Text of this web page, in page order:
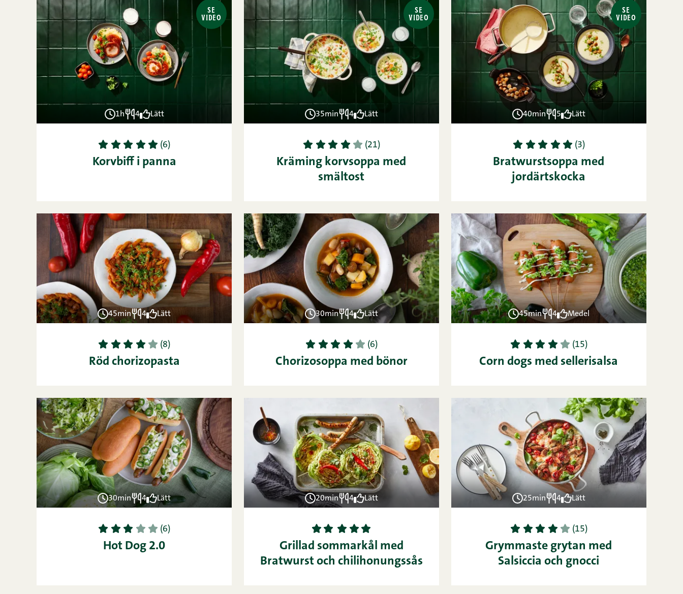
SE
VIDEO
1h 4 Lätt
1 2 3 4 5 (6)
Korvbiff i panna
SE
VIDEO
35min 4 Lätt
1 2 3 4 5 (21)
Kräming korvsoppa med
smältost
SE
VIDEO
40min 5 Lätt
1 2 3 4 5 (3)
Bratwurstsoppa med
jordärtskocka
45min 4 Lätt
1 2 3 4 5 (8)
Röd chorizopasta
30min 4 Lätt
1 2 3 4 5 (6)
Chorizosoppa med bönor
45min 4 Medel
1 2 3 4 5 (15)
Corn dogs med sellerisalsa
30min 4 Lätt
1 2 3 4 5 (6)
Hot Dog 2.0
20min 4 Lätt
1 2 3 4 5
Grillad sommarkål med
Bratwurst och chilihonungssås
25min 4 Lätt
1 2 3 4 5 (15)
Grymmaste grytan med
Salsiccia och gnocci